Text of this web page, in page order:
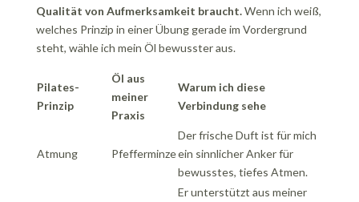
Qualität von Aufmerksamkeit braucht.Wenn ich weiß,
welches Prinzip in einer Übung gerade im Vordergrund
steht, wähle ich mein Öl bewusster aus.
Pilates-
Prinzip
Öl aus
meiner
Praxis
Warum ich diese
Verbindung sehe
Atmung Pfefferminze
Der frische Duft ist für mich
ein sinnlicher Anker für
bewusstes, tiefes Atmen.
Er unterstützt aus meiner